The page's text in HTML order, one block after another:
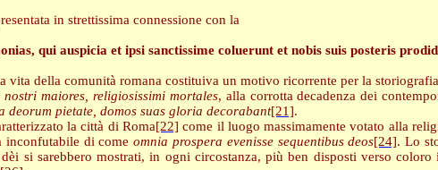
in strettissima connessione con la
qui auspicia et ipsi sanctissime coluerunt et nobis suis posteris
vita della comunità romana costituiva un motivo ricorrente per la
nostri maiores, religiosissimi mortales, alla corrotta decadenza dei
deorum pietate, domos suas gloria decorabant[21].
la città di Roma[22] come il luogo massimamente votato alla
inconfutabile di comeomnia prospera evenisse sequentibus deos[24]. Lo
si sarebbero mostrati, in ogni circostanza, più ben disposti verso